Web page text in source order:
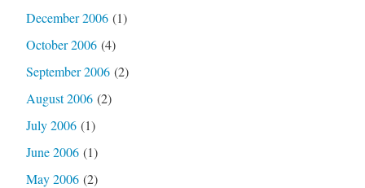
December 2006(1)
October 2006(4)
September 2006(2)
August 2006(2)
July 2006(1)
June 2006(1)
May 2006(2)